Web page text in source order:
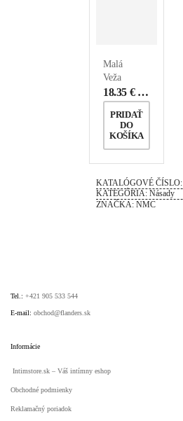
Malá
Veža
18.35 € s DPH
PRIDAŤ
DO
KOŠÍKA
KATALÓGOVÉ ČÍSLO:
KATEGÓRIA: Násady
ZNAČKA: NMC
Tel.: +421 905 533 544
E-mail: obchod@flanders.sk
Informácie
Intimstore.sk – Váš intímny eshop
Obchodné podmienky
Reklamačný poriadok